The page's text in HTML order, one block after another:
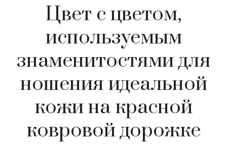
Цвет с цветом,
используемым
знаменитостями для
ношения идеальной
кожи на красной
ковровой дорожке